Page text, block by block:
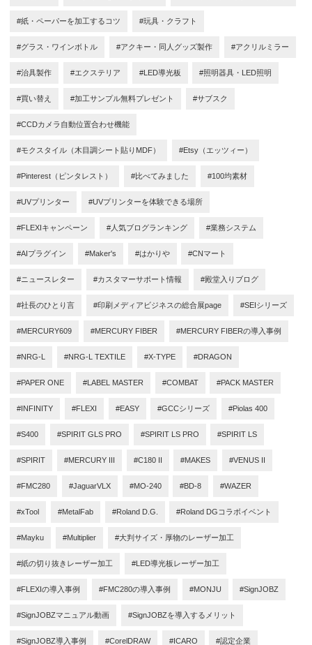
#紙・ペーパーを加工するコツ #玩具・クラフト
#グラス・ワインボトル #アクキー・同人グッズ製作 #アクリルミラー
#治具製作 #エクステリア #LED導光板 #照明器具・LED照明
#買い替え #加工サンプル無料プレゼント #サブスク
#CCDカメラ自動位置合わせ機能
#モクスタイル（木目調シート貼りMDF） #Etsy（エッツィー）
#Pinterest（ピンタレスト） #比べてみました #100均素材
#UVプリンター #UVプリンターを体験できる場所
#FLEXIキャンペーン #人気ブログランキング #業務システム
#AIプラグイン #Maker's #はかりや #CNマート
#ニュースレター #カスタマーサポート情報 #殿堂入りブログ
#社長のひとり言 #印刷メディアビジネスの総合展page #SEIシリーズ
#MERCURY609 #MERCURY FIBER #MERCURY FIBERの導入事例
#NRG-L #NRG-L TEXTILE #X-TYPE #DRAGON
#PAPER ONE #LABEL MASTER #COMBAT #PACK MASTER
#INFINITY #FLEXI #EASY #GCCシリーズ #Piolas 400
#S400 #SPIRIT GLS PRO #SPIRIT LS PRO #SPIRIT LS
#SPIRIT #MERCURY III #C180 II #MAKES #VENUS II
#FMC280 #JaguarVLX #MO-240 #BD-8 #WAZER
#xTool #MetalFab #Roland D.G. #Roland DGコラボイベント
#Mayku #Multiplier #大判サイズ・厚物のレーザー加工
#紙の切り抜きレーザー加工 #LED導光板レーザー加工
#FLEXIの導入事例 #FMC280の導入事例 #MONJU #SignJOBZ
#SignJOBZマニュアル動画 #SignJOBZを導入するメリット
#SignJOBZ導入事例 #CorelDRAW #ICARO #認定企業